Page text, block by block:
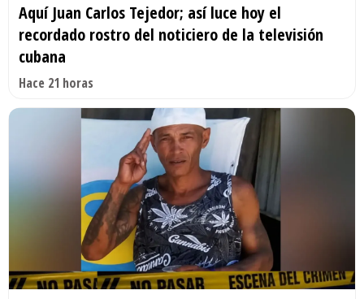
Aquí Juan Carlos Tejedor; así luce hoy el
recordado rostro del noticiero de la televisión
cubana
Hace 21 horas